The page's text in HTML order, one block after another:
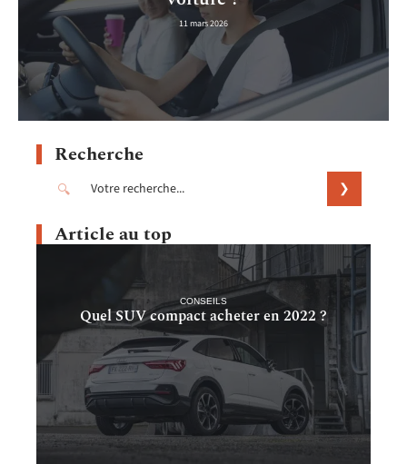
11 mars 2026
Recherche
Article au top
CONSEILS
Quel SUV compact acheter en 2022 ?